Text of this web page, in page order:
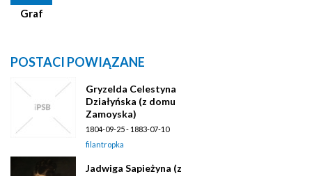
Graf
POSTACI POWIĄZANE
Gryzelda Celestyna
Działyńska (z domu
Zamoyska)
1804-09-25 - 1883-07-10
filantropka
Jadwiga Sapieżyna (z